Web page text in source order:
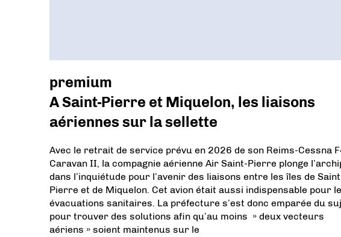
premium
A Saint-Pierre et Miquelon, les liaisons
aériennes sur la sellette
Avec le retrait de service prévu en 2026 de son Reims-Cessna
Caravan II, la compagnie aérienne Air Saint-Pierre plonge
dans l’inquiétude pour l’avenir des liaisons entre les îles de
Pierre et de Miquelon. Cet avion était aussi indispensable pour
évacuations sanitaires. La préfecture s’est donc emparée du
pour trouver des solutions afin qu’au moins » deux vecteurs
aériens » soient maintenus sur le